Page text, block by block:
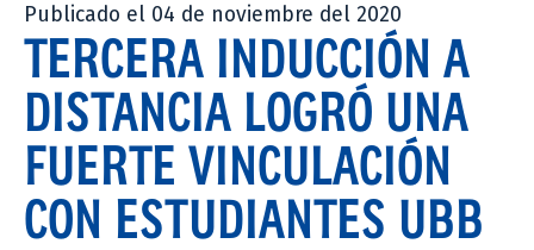
Publicado el 04 de noviembre del 2020
TERCERA INDUCCIÓN A
DISTANCIA LOGRÓ UNA
FUERTE VINCULACIÓN
CON ESTUDIANTES UBB